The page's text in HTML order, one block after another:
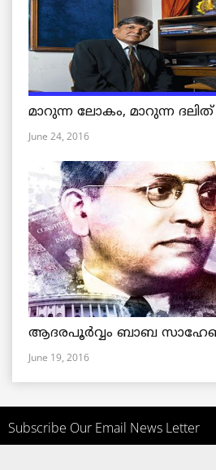
മാറുന്ന ലോകം, മാറുന്ന
June 24, 2016
ആദരപൂര്‍വ്വം ബാബ
June 19, 2016
Subscribe Our Email News Letter